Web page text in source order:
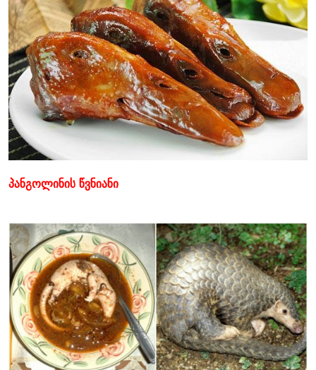
პანგოლინის წვნიანი